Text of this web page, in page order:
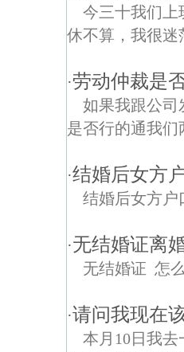
今三十我们上
休不算，我很迷
·劳动仲裁是
如果我跟公司
是否行的通我们
·结婚后女方
结婚后女方户
·无结婚证离
无结婚证 怎
·请问我现在
本月10日我